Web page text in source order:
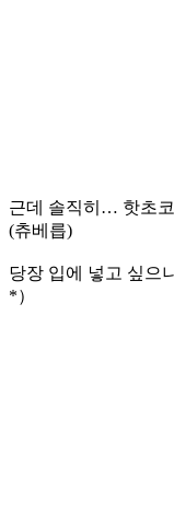
근데 솔직히… 핫초
(츄베릅)
당장 입에 넣고 싶으
*）